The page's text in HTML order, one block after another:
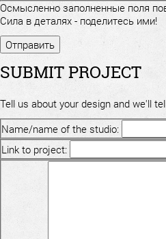
Осмысленно заполненные поля
Сила в деталях - поделитесь ими!
SUBMIT PROJECT
Tell us about your design and we'll
Name/name of the studio:
Link to project: